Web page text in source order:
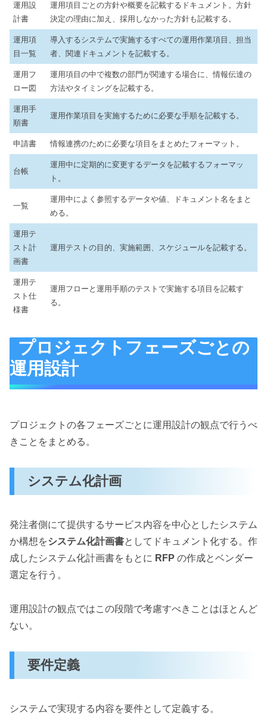
運用設
計書
運用項目ごとの方針や概要を記載するドキュメント。方針
決定の理由に加え、採用しなかった方針も記載する。
運用項
目一覧
導入するシステムで実施するすべての運用作業項目、担当
者、関連ドキュメントを記載する。
運用フ
ロー図
運用項目の中で複数の部門が関連する場合に、情報伝達の
方法やタイミングを記載する。
運用手
順書
運用作業項目を実施するために必要な手順を記載する。
申請書 情報連携のために必要な項目をまとめたフォーマット。
台帳
運用中に定期的に変更するデータを記載するフォーマッ
ト。
一覧
運用中によく参照するデータや値、ドキュメント名をまと
める。
運用テ
スト計
画書
運用テストの目的、実施範囲、スケジュールを記載する。
運用テ
スト仕
様書
運用フローと運用手順のテストで実施する項目を記載す
る。
プロジェクトフェーズごとの
運用設計
プロジェクトの各フェーズごとに運用設計の観点で行うべ
きことをまとめる。
システム化計画
発注者側にて提供するサービス内容を中心としたシステム
か構想をシステム化計画書としてドキュメント化する。作
成したシステム化計画書をもとに RFP の作成とベンダー
選定を行う。
運用設計の観点ではこの段階で考慮すべきことはほとんど
ない。
要件定義
システムで実現する内容を要件として定義する。